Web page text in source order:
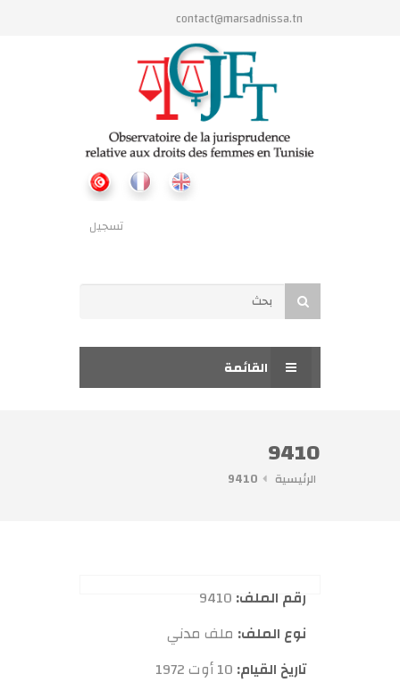
تجاوز إلى المحتوى الرئيسي
contact@marsadnissa.tn
تسجيل
استمارة البحث
بحث
القائمة
9410
الرئيسية 9410
رقم الملف:
نوع الملف: ملف مدني
تاريخ القيام: 10 أوت 1972